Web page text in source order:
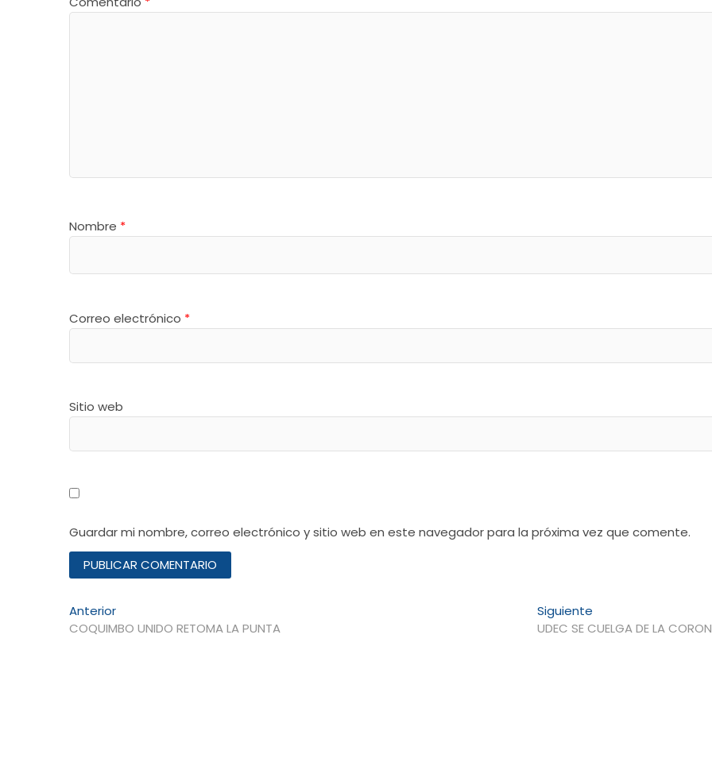
Nombre *
Correo electrónico *
Sitio web
Guardar mi nombre, correo electrónico y sitio web en este navegador para la próxima vez que comente.
Navegación
de
AnteriorEntrada
anterior:
COQUIMBO UNIDO RETOMA LA PUNTA
Siguiente
siguiente:
UDEC SE CUELGA DE LA